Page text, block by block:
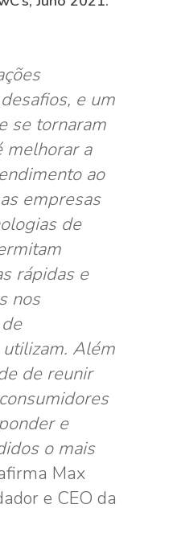
e um
se tornaram
melhorar a
ao
empresas
de
rápidas e
nos
utilizam. Além
de reunir
e
o mais
Max
e CEO da